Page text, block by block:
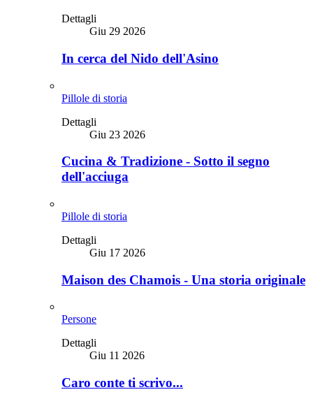
Dettagli
Giu 29 2026
In cerca del Nido dell'Asino
Pillole di storia
Dettagli
Giu 23 2026
Cucina & Tradizione - Sotto il segno
dell'acciuga
Pillole di storia
Dettagli
Giu 17 2026
Maison des Chamois - Una storia originale
Persone
Dettagli
Giu 11 2026
Caro conte ti scrivo...